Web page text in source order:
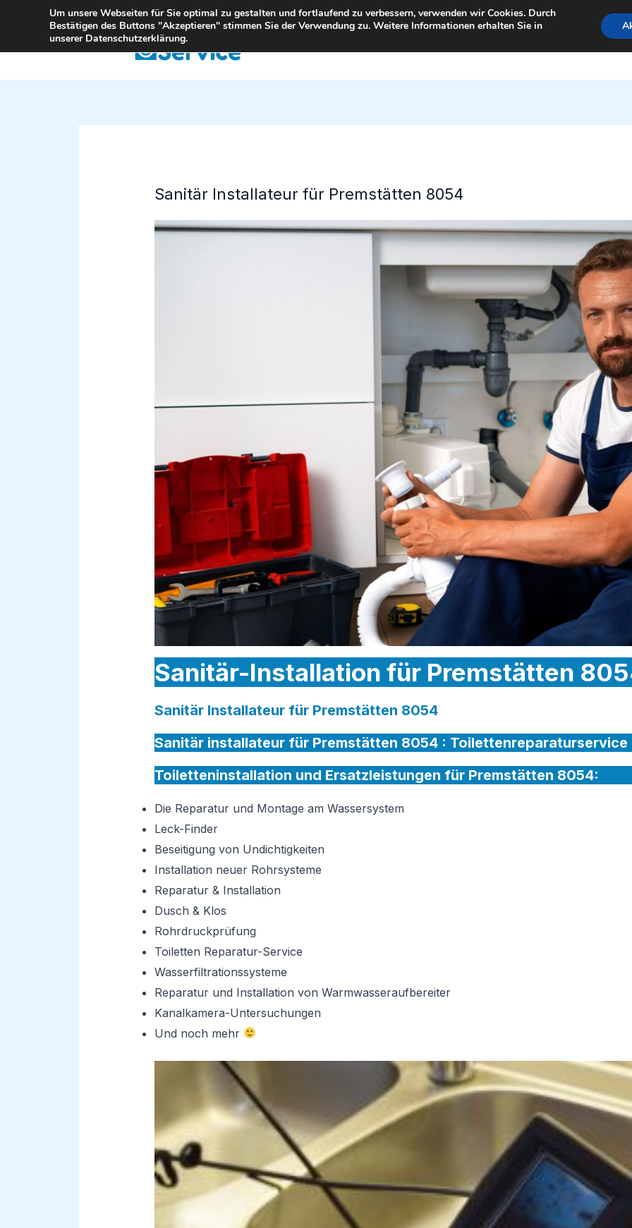
springen
StartSeite
Sanitär Installateur für Premstätten 8054
Sanitär-Installation für Premstätten
Sanitär Installateur für Premstätten 8054
Sanitär installateur für Premstätten 8054 : Toilettenreparaturservice
Toiletteninstallation und Ersatzleistungen für Premstätten 8054:
Die Reparatur und Montage am Wassersystem
Leck-Finder
Beseitigung von Undichtigkeiten
Installation neuer Rohrsysteme
Reparatur & Installation
Dusch & Klos
Rohrdruckprüfung
Toiletten Reparatur-Service
Wasserfiltrationssysteme
Reparatur und Installation von Warmwasseraufbereiter
Kanalkamera-Untersuchungen
Und noch mehr
Um unsere Webseiten für Sie optimal zu gestalten und fortlaufend zu verbessern, verwenden wir Cookies. Durch
Bestätigen des Buttons "Akzeptieren" stimmen Sie der Verwendung zu. Weitere Informationen erhalten Sie in
unserer Datenschutzerklärung.